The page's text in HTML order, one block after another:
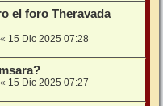
el foro Theravada
« 15 Dic 2025 07:28
« 15 Dic 2025 07:27